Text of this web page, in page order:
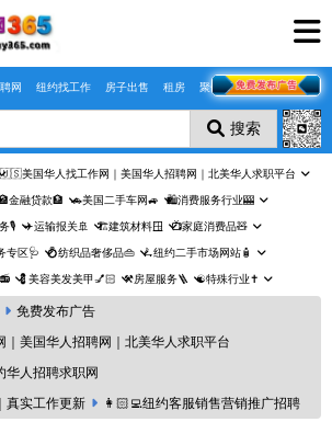
网 纽约找工作 房子出售 租房 聚合页
搜索
🇺🇸美国华人找工作网｜美国华人招聘网｜北美华人求职平台
金融贷款🏦 🚗美国二手车网🚙 🛍️消费服务行业🎰
🎙️ ✈️运输报关🚢 🏗️建筑材料🪟 📺家庭消费品🧸
专区🩺 💍纺织品奢侈品👜 🛴纽约二手市场网站🧴
💈美容美发美甲💅🏻 ⚒️房屋服务🪜 ☯️特殊行业✝️
免费发布广告
美国华人招聘网｜北美华人求职平台
华人招聘求职网
真实工作更新
👩🏻‍💻纽约客服销售营销推广招聘